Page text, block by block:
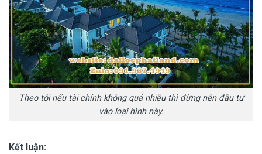
Theo tôi nếu tài chính không quá nhiều thì đừng nên đầu tư
vào loại hình này.
Kết luận: